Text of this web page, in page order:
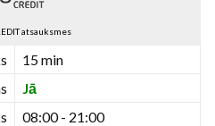
atsauksmes
15 min
Jā
08:00 - 21:00